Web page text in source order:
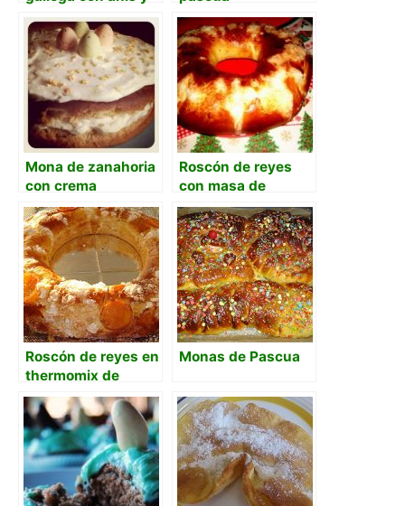
canela
Mona de zanahoria
con crema
mascarpone al
limón
Roscón de reyes
con masa de
arranque
Roscón de reyes en
thermomix de
Mafalda
Monas de Pascua